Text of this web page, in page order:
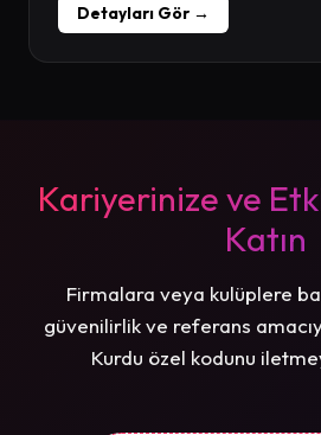
Detayları Gör →
Kariyerinize ve
Katın
Firmalara veya kulüplere
güvenilirlik ve referans
Kurdu özel kodunu